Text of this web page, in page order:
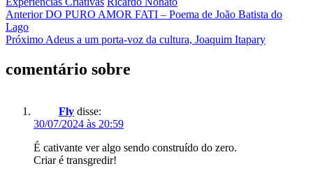
Post
navigation
AnteriorDO PURO AMOR FATI – Poema de João Batista do
Lago
Próximo Adeus a um porta-voz da cultura, Joaquim Itapary
comentário sobre
Fly disse:
30/07/2024 às 20:59
É cativante ver algo sendo construído do zero.
Criar é transgredir!